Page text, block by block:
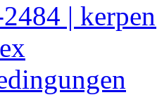
|